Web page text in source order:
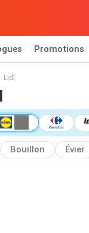
Promotions
Lidl
Bouillon Évier